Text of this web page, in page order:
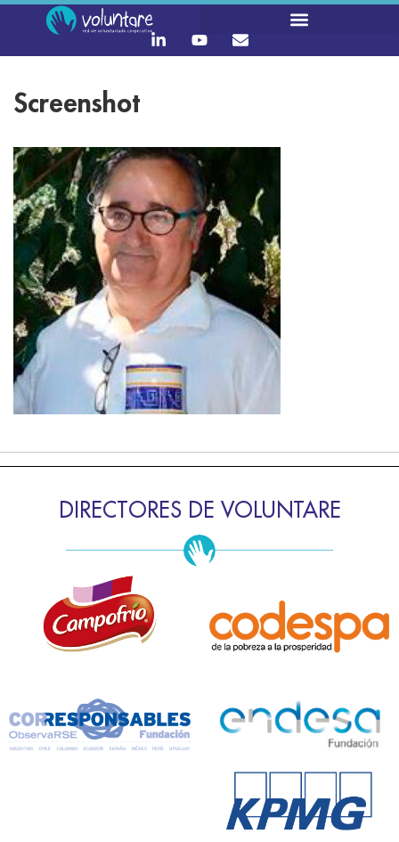
Screenshot
DIRECTORES DE VOLUNTARE